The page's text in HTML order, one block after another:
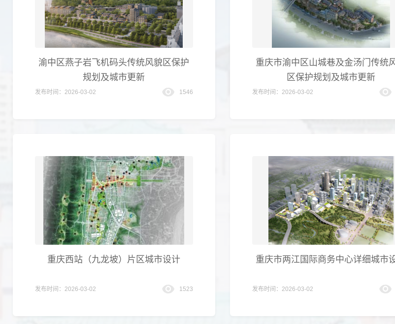
渝中区燕子岩飞机码头传统风貌区保护
规划及城市更新
发布时间：2026-03-02 1546
重庆市渝中区山城巷及金汤门传统
区保护规划及城市更新
发布时间：2026-03-02
重庆西站（九龙坡）片区城市设计
发布时间：2026-03-02 1523
重庆市两江国际商务中心详细城市
发布时间：2026-03-02